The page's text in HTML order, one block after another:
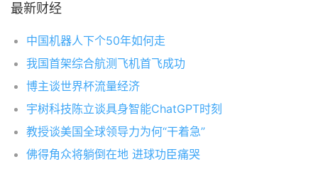
最新财经
中国机器人下个50年如何走
我国首架综合航测飞机首飞成功
博主谈世界杯流量经济
宇树科技陈立谈具身智能ChatGPT时刻
教授谈美国全球领导力为何“干着急”
佛得角众将躺倒在地 进球功臣痛哭